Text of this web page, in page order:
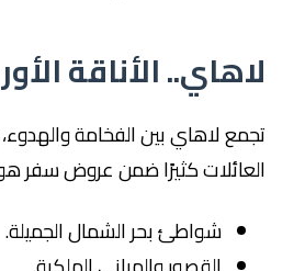
الأناقة
لاهاي بين الفخامة والهدوء،
كثيرًا ضمن عروض سفر هولندا.
شواطئ بحر الشمال الجميلة.